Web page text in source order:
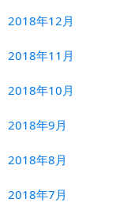
2018年12月
2018年11月
2018年10月
2018年9月
2018年8月
2018年7月